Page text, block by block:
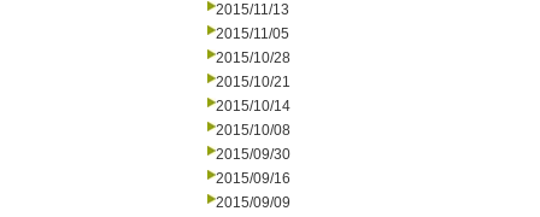
2015/11/13
2015/11/05
2015/10/28
2015/10/21
2015/10/14
2015/10/08
2015/09/30
2015/09/16
2015/09/09